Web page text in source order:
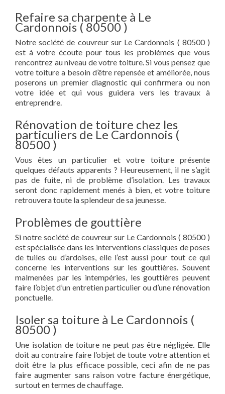
Refaire sa charpente à Le
Cardonnois ( 80500 )
Notre société de couvreur sur Le Cardonnois ( 80500 )
est à votre écoute pour tous les problèmes que vous
rencontrez au niveau de votre toiture. Si vous pensez que
votre toiture a besoin d’être repensée et améliorée, nous
poserons un premier diagnostic qui confirmera ou non
votre idée et qui vous guidera vers les travaux à
entreprendre.
Rénovation de toiture chez les
particuliers de Le Cardonnois (
80500 )
Vous êtes un particulier et votre toiture présente
quelques défauts apparents ? Heureusement, il ne s’agit
pas de fuite, ni de problème d’isolation. Les travaux
seront donc rapidement menés à bien, et votre toiture
retrouvera toute la splendeur de sa jeunesse.
Problèmes de gouttière
Si notre société de couvreur sur Le Cardonnois ( 80500 )
est spécialisée dans les interventions classiques de poses
de tuiles ou d’ardoises, elle l’est aussi pour tout ce qui
concerne les interventions sur les gouttières. Souvent
malmenées par les intempéries, les gouttières peuvent
faire l’objet d’un entretien particulier ou d’une rénovation
ponctuelle.
Isoler sa toiture à Le Cardonnois (
80500 )
Une isolation de toiture ne peut pas être négligée. Elle
doit au contraire faire l’objet de toute votre attention et
doit être la plus efficace possible, ceci afin de ne pas
faire augmenter sans raison votre facture énergétique,
surtout en termes de chauffage.